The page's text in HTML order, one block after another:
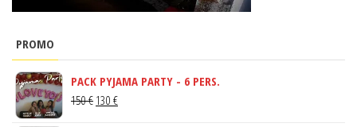
PROMO
PACK PYJAMA PARTY - 6 PERS.
150€ LE
130 €LE